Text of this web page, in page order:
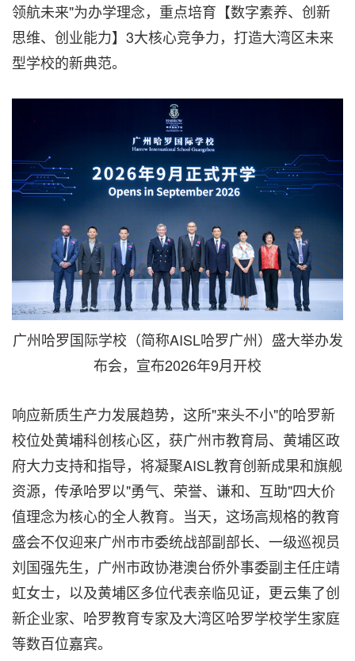
领航未来"为办学理念，重点培育【数字素养、创新
思维、创业能力】3大核心竞争力，打造大湾区未来
型学校的新典范。
广州哈罗国际学校（简称AISL哈罗广州）盛大举办发
布会，宣布2026年9月开校
响应新质生产力发展趋势，这所"来头不小"的哈罗新
校位处黄埔科创核心区，获广州市教育局、黄埔区政
府大力支持和指导，将凝聚AISL教育创新成果和旗舰
资源，传承哈罗以"勇气、荣誉、谦和、互助"四大价
值理念为核心的全人教育。当天，这场高规格的教育
盛会不仅迎来广州市市委统战部副部长、一级巡视员
刘国强先生，广州市政协港澳台侨外事委副主任庄靖
虹女士，以及黄埔区多位代表亲临见证，更云集了创
新企业家、哈罗教育专家及大湾区哈罗学校学生家庭
等数百位嘉宾。